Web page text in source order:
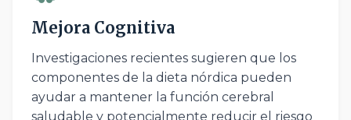
Mejora Cognitiva
Investigaciones recientes sugieren que los
componentes de la dieta nórdica pueden
ayudar a mantener la función cerebral
saludable y potencialmente reducir el riesgo